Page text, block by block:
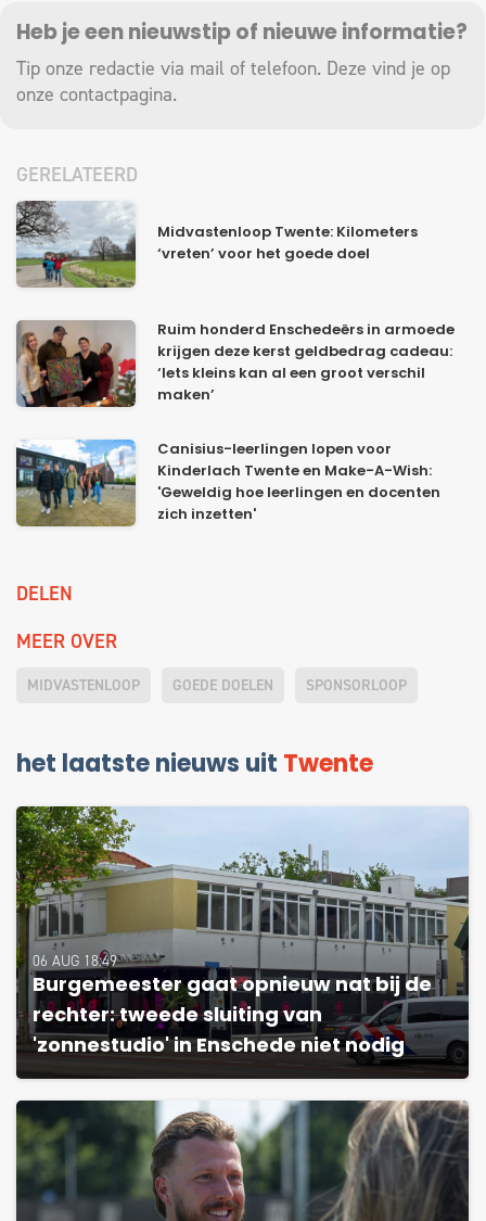
Heb je een nieuwstip of nieuwe informatie?
Tip onze redactie via mail of telefoon. Deze vind je op
onze contactpagina.
GERELATEERD
Midvastenloop Twente: Kilometers
‘vreten’ voor het goede doel
Ruim honderd Enschedeërs in armoede
krijgen deze kerst geldbedrag cadeau:
‘Iets kleins kan al een groot verschil
maken’
Canisius-leerlingen lopen voor
Kinderlach Twente en Make-A-Wish:
'Geweldig hoe leerlingen en docenten
zich inzetten'
DELEN
MEER OVER
MIDVASTENLOOP GOEDE DOELEN SPONSORLOOP
het laatste nieuws uit Twente
06 AUG 18:49
Burgemeester gaat opnieuw nat bij de
rechter: tweede sluiting van
'zonnestudio' in Enschede niet nodig